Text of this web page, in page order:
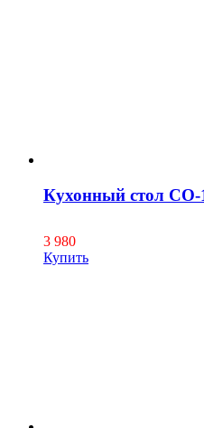
Кухонный стол СО-
3 980
Купить